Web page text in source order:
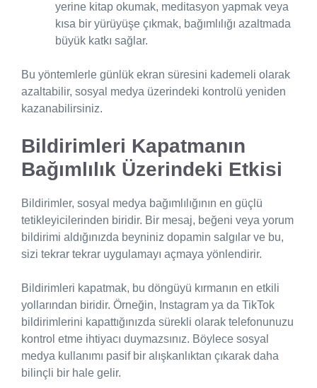
yerine kitap okumak, meditasyon yapmak veya
kısa bir yürüyüşe çıkmak, bağımlılığı azaltmada
büyük katkı sağlar.
Bu yöntemlerle günlük ekran süresini kademeli olarak
azaltabilir, sosyal medya üzerindeki kontrolü yeniden
kazanabilirsiniz.
Bildirimleri Kapatmanın
Bağımlılık Üzerindeki Etkisi
Bildirimler, sosyal medya bağımlılığının en güçlü
tetikleyicilerinden biridir. Bir mesaj, beğeni veya yorum
bildirimi aldığınızda beyniniz dopamin salgılar ve bu,
sizi tekrar tekrar uygulamayı açmaya yönlendirir.
Bildirimleri kapatmak, bu döngüyü kırmanın en etkili
yollarından biridir. Örneğin, Instagram ya da TikTok
bildirimlerini kapattığınızda sürekli olarak telefonunuzu
kontrol etme ihtiyacı duymazsınız. Böylece sosyal
medya kullanımı pasif bir alışkanlıktan çıkarak daha
bilinçli bir hale gelir.